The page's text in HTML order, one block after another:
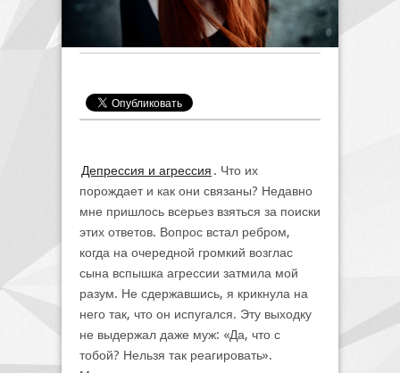
Депрессия и агрессия . Что их
порождает и как они связаны? Недавно
мне пришлось всерьез взяться за поиски
этих ответов. Вопрос встал ребром,
когда на очередной громкий возглас
сына вспышка агрессии затмила мой
разум. Не сдержавшись, я крикнула на
него так, что он испугался. Эту выходку
не выдержал даже муж: «Да, что с
тобой? Нельзя так реагировать».